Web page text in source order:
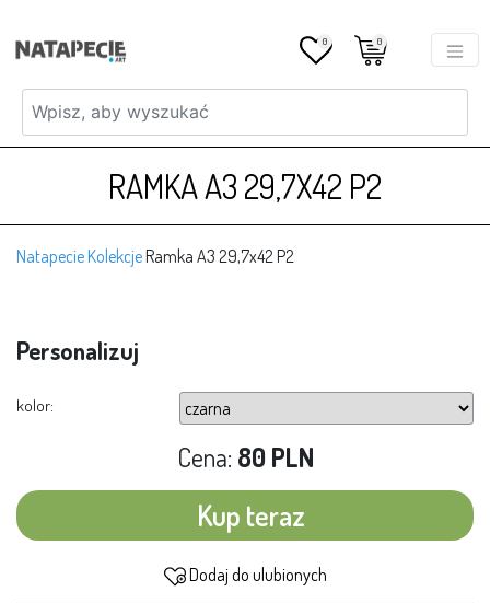
0 0
RAMKA A3 29,7X42 P2
Natapecie KolekcjeRamka A3 29,7x42 P2
Personalizuj
kolor:
Cena: 80 PLN
Kup teraz
Dodaj do ulubionych